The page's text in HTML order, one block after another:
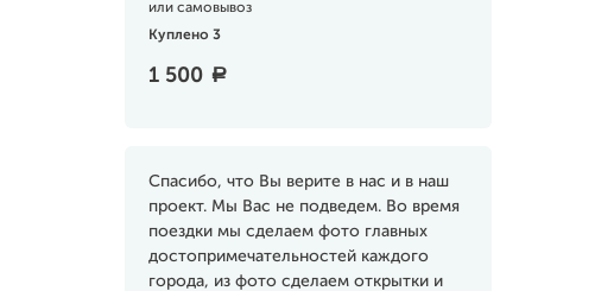
или самовывоз
Куплено 3
1 500 a
Спасибо, что Вы верите в нас и в наш
проект. Мы Вас не подведем. Во время
поездки мы сделаем фото главных
достопримечательностей каждого
города, из фото сделаем открытки и